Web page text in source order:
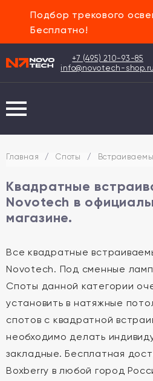
Подбор трекового
Бесплатно!
+7 (495) 210-93-85
info@novotech-shop.ru
Главная / Споты /
Квадратные
Novotech в
магазине.
Все квадратные
Novotech. Под сменные
Споты данной категории
установить в натяжные
спотов с квадратной
необходимо делать
закладные. Бесплатная
Boxberry в любой город